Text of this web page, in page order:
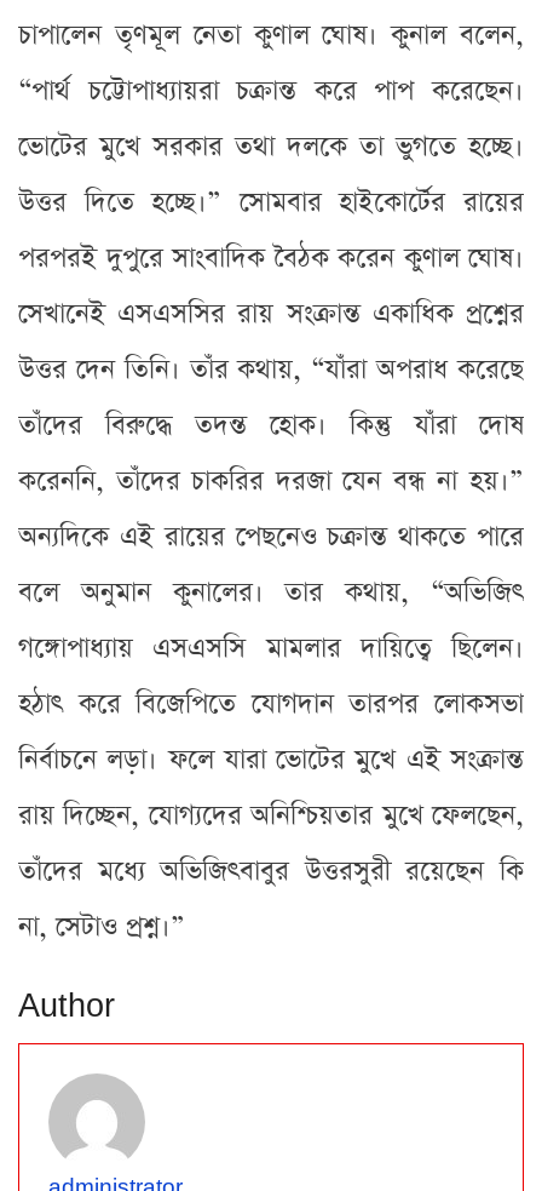
চাপালেন তৃণমূল নেতা কুণাল ঘোষ। কুনাল বলেন,
“পার্থ চট্টোপাধ্যায়রা চক্রান্ত করে পাপ করেছেন।
ভোটের মুখে সরকার তথা দলকে তা ভুগতে হচ্ছে।
উত্তর দিতে হচ্ছে।” সোমবার হাইকোর্টের রায়ের
পরপরই দুপুরে সাংবাদিক বৈঠক করেন কুণাল ঘোষ।
সেখানেই এসএসসির রায় সংক্রান্ত একাধিক প্রশ্নের
উত্তর দেন তিনি। তাঁর কথায়, “যাঁরা অপরাধ করেছে
তাঁদের বিরুদ্ধে তদন্ত হোক। কিন্তু যাঁরা দোষ
করেননি, তাঁদের চাকরির দরজা যেন বন্ধ না হয়।”
অন্যদিকে এই রায়ের পেছনেও চক্রান্ত থাকতে পারে
বলে অনুমান কুনালের। তার কথায়, “অভিজিৎ
গঙ্গোপাধ্যায় এসএসসি মামলার দায়িত্বে ছিলেন।
হঠাৎ করে বিজেপিতে যোগদান তারপর লোকসভা
নির্বাচনে লড়া। ফলে যারা ভোটের মুখে এই সংক্রান্ত
রায় দিচ্ছেন, যোগ্যদের অনিশ্চিয়তার মুখে ফেলছেন,
তাঁদের মধ্যে অভিজিৎবাবুর উত্তরসুরী রয়েছেন কি
না, সেটাও প্রশ্ন।”
Author